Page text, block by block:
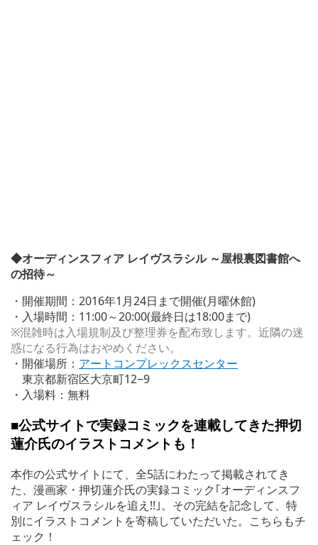
◆オーディンスフィア レイヴスラシル ～屋根裏図書館へ
の招待～
・開催期間：2016年1月24日まで開催(月曜休館)
・入場時間：11:00～20:00(最終日は18:00まで)
※混雑時は入場規制及び整理券を配布致します。近隣の迷
惑になる行為はおやめください。
・開催場所： アートコンプレックスセンター
東京都新宿区大京町12−9
・入場料：無料
■公式サイトで実録コミックを連載してきた押切
蓮介氏のイラストコメントも！
本作の公式サイトにて、全5話にわたって掲載されてき
た、漫画家・押切蓮介氏の実録コミック｢オーディンスフ
ィア レイヴスラシルを追え!!｣。その完結を記念して、特
別にイラストコメントを寄稿していただいた。こちらもチ
ェック！